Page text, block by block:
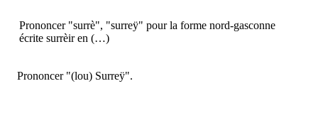
Prononcer "surrè", "surreÿ" pour la forme nord-gasconne
écrite surrèir en (…)
Prononcer "(lou) Surreÿ".